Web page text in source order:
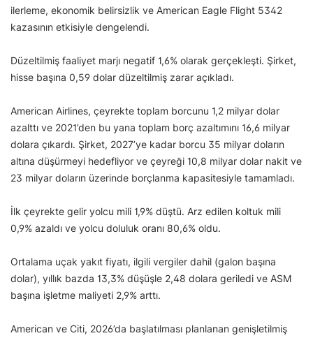
ilerleme, ekonomik belirsizlik ve American Eagle Flight 5342
kazasının etkisiyle dengelendi.
Düzeltilmiş faaliyet marjı negatif 1,6% olarak gerçekleşti. Şirket,
hisse başına 0,59 dolar düzeltilmiş zarar açıkladı.
American Airlines, çeyrekte toplam borcunu 1,2 milyar dolar
azalttı ve 2021’den bu yana toplam borç azaltımını 16,6 milyar
dolara çıkardı. Şirket, 2027’ye kadar borcu 35 milyar doların
altına düşürmeyi hedefliyor ve çeyreği 10,8 milyar dolar nakit ve
23 milyar doların üzerinde borçlanma kapasitesiyle tamamladı.
İlk çeyrekte gelir yolcu mili 1,9% düştü. Arz edilen koltuk mili
0,9% azaldı ve yolcu doluluk oranı 80,6% oldu.
Ortalama uçak yakıt fiyatı, ilgili vergiler dahil (galon başına
dolar), yıllık bazda 13,3% düşüşle 2,48 dolara geriledi ve ASM
başına işletme maliyeti 2,9% arttı.
American ve Citi, 2026’da başlatılması planlanan genişletilmiş